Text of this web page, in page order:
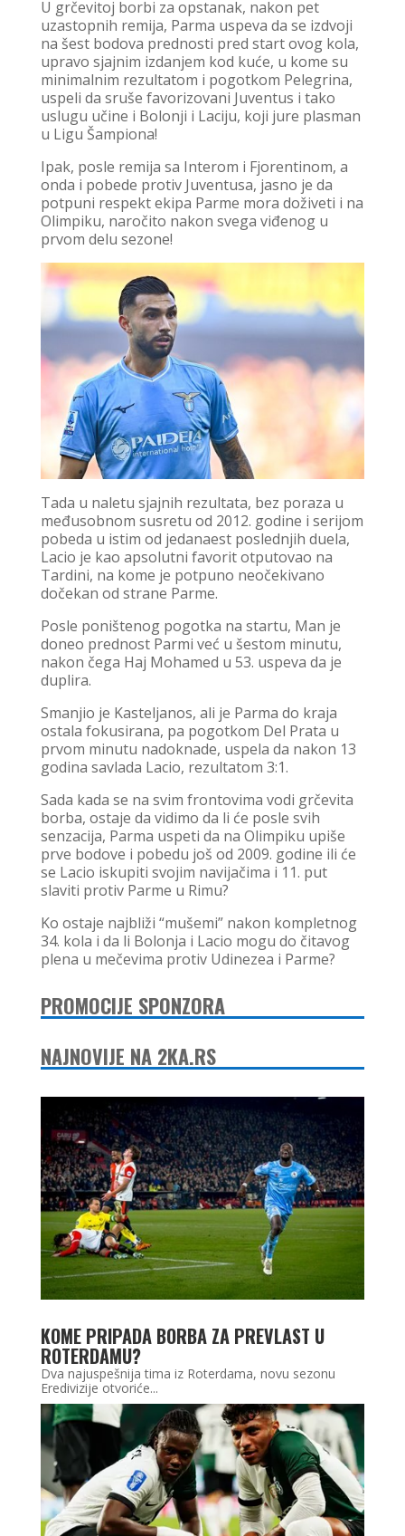
U grčevitoj borbi za opstanak, nakon pet
uzastopnih remija, Parma uspeva da se izdvoji
na šest bodova prednosti pred start ovog kola,
upravo sjajnim izdanjem kod kuće, u kome su
minimalnim rezultatom i pogotkom Pelegrina,
uspeli da sruše favorizovani Juventus i tako
uslugu učine i Bolonji i Laciju, koji jure plasman
u Ligu Šampiona!
Ipak, posle remija sa Interom i Fjorentinom, a
onda i pobede protiv Juventusa, jasno je da
potpuni respekt ekipa Parme mora doživeti i na
Olimpiku, naročito nakon svega viđenog u
prvom delu sezone!
Tada u naletu sjajnih rezultata, bez poraza u
međusobnom susretu od 2012. godine i serijom
pobeda u istim od jedanaest poslednjih duela,
Lacio je kao apsolutni favorit otputovao na
Tardini, na kome je potpuno neočekivano
dočekan od strane Parme.
Posle poništenog pogotka na startu, Man je
doneo prednost Parmi već u šestom minutu,
nakon čega Haj Mohamed u 53. uspeva da je
duplira.
Smanjio je Kasteljanos, ali je Parma do kraja
ostala fokusirana, pa pogotkom Del Prata u
prvom minutu nadoknade, uspela da nakon 13
godina savlada Lacio, rezultatom 3:1.
Sada kada se na svim frontovima vodi grčevita
borba, ostaje da vidimo da li će posle svih
senzacija, Parma uspeti da na Olimpiku upiše
prve bodove i pobedu još od 2009. godine ili će
se Lacio iskupiti svojim navijačima i 11. put
slaviti protiv Parme u Rimu?
Ko ostaje najbliži “mušemi” nakon kompletnog
34. kola i da li Bolonja i Lacio mogu do čitavog
plena u mečevima protiv Udinezea i Parme?
PROMOCIJE SPONZORA
NAJNOVIJE NA 2KA.RS
KOME PRIPADA BORBA ZA PREVLAST U
ROTERDAMU?
Dva najuspešnija tima iz Roterdama, novu sezonu
Eredivizije otvoriće...